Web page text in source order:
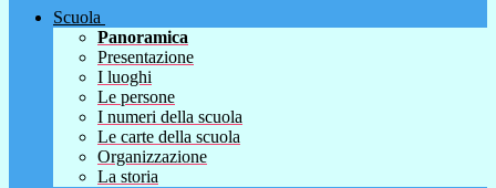
Scuola
Panoramica
Presentazione
I luoghi
Le persone
I numeri della scuola
Le carte della scuola
Organizzazione
La storia